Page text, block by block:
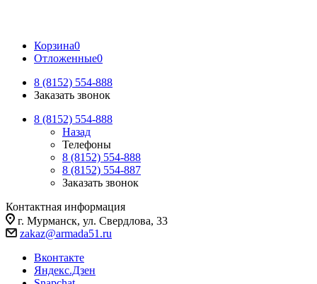
Корзина0
Отложенные0
8 (8152) 554-888
Заказать звонок
8 (8152) 554-888
Назад
Телефоны
8 (8152) 554-888
8 (8152) 554-887
Заказать звонок
Контактная информация
г. Мурманск, ул. Свердлова, 33
zakaz@armada51.ru
Вконтакте
Яндекс.Дзен